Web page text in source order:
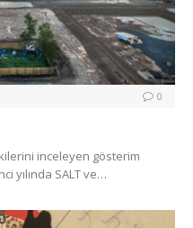
0
inceleyen gösterim
yılında SALT ve…